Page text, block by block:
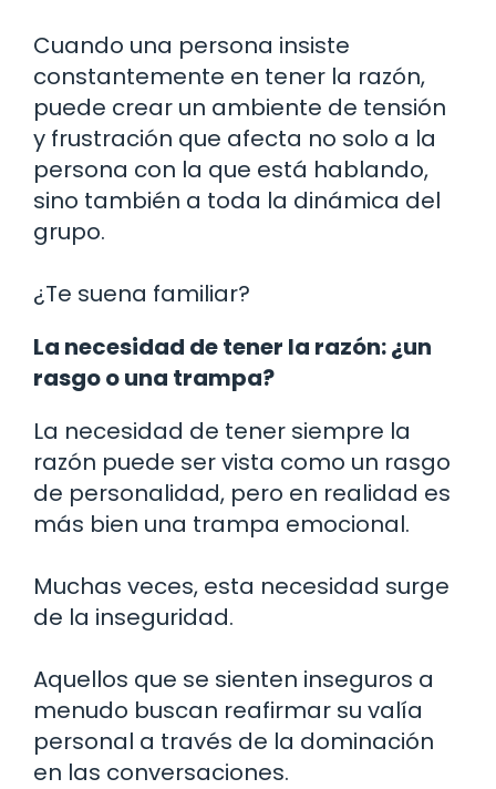
Cuando una persona insiste
constantemente en tener la razón,
puede crear un ambiente de tensión
y frustración que afecta no solo a la
persona con la que está hablando,
sino también a toda la dinámica del
grupo.
¿Te suena familiar?
La necesidad de tener la razón: ¿un
rasgo o una trampa?
La necesidad de tener siempre la
razón puede ser vista como un rasgo
de personalidad, pero en realidad es
más bien una trampa emocional.
Muchas veces, esta necesidad surge
de la inseguridad.
Aquellos que se sienten inseguros a
menudo buscan reafirmar su valía
personal a través de la dominación
en las conversaciones.